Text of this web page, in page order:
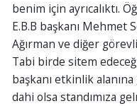
benim için ayrıcalıktı.
E.B.B başkanı Mehmet
Ağırman ve diğer
Tabi birde sitem
başkanı etkinlik
dahi olsa standımıza